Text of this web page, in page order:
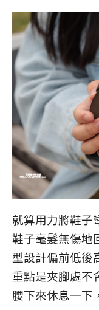
就算用力將鞋子
鞋子毫髮無傷地
型設計偏前低後
重點是夾腳處不
腰下來休息一下